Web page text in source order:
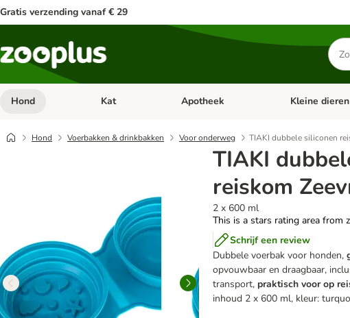
Gratis verzending vanaf € 29
naar
Hond Open categorie menu: Hond
Kat Open categorie menu: Kat
Apotheek Open
Kleine dieren
Hond Voerbakken & drinkbakken Voor onderweg TIAKI dubbele siliconen
TIAKI
reiskom
2 x 600 ml
This is a stars rating area from
Schrijf een review
Dubbele voerbak voor honden,
opvouwbaar en draagbaar,
transport, praktisch voor op
inhoud 2 x 600 ml, kleur: